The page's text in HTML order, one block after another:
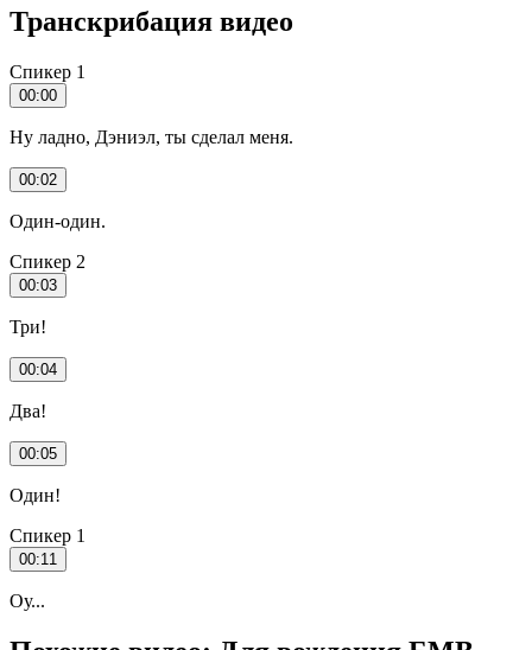
Транскрибация видео
Спикер 1
00:00
Ну ладно, Дэниэл, ты сделал меня.
00:02
Один-один.
Спикер 2
00:03
Три!
00:04
Два!
00:05
Один!
Спикер 1
00:11
Оу...